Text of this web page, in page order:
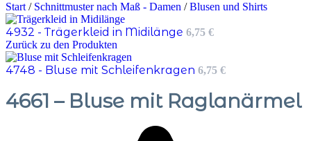
Start/ Schnittmuster nach Maß - Damen / Blusen und Shirts
4932 - Trägerkleid in Midilänge 6,75 €
Zurück zu den Produkten
4748 - Bluse mit Schleifenkragen 6,75 €
4661 – Bluse mit Raglanärmel